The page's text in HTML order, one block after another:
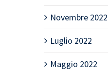
Novembre 2022
Luglio 2022
Maggio 2022